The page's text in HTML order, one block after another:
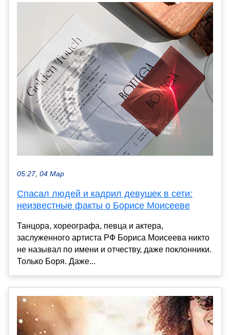
05:27, 04 Мар
Спасал людей и кадрил девушек в сети:
неизвестные факты о Борисе Моисееве
Танцора, хореографа, певца и актера,
заслуженного артиста РФ Бориса Моисеева никто
не называл по имени и отчеству, даже поклонники.
Только Боря. Даже...